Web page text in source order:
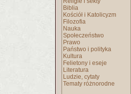
Biblia
Kościół i Katolicyzm
Filozofia
Nauka
Społeczeństwo
Prawo
Państwo i polityka
Kultura
Felietony i eseje
Literatura
Ludzie, cytaty
Tematy różnorodne